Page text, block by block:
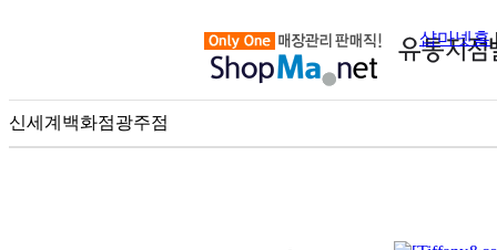
샵마넷홈
신세계백화점광주점
100m